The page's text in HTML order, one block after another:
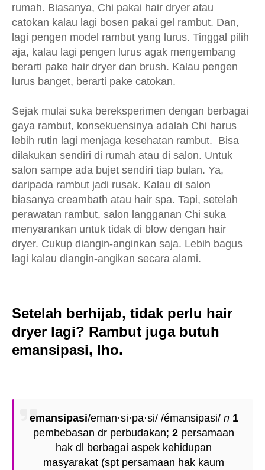
rumah. Biasanya, Chi pakai hair dryer atau
catokan kalau lagi bosen pakai gel rambut. Dan,
lagi pengen model rambut yang lurus. Tinggal pilih
aja, kalau lagi pengen lurus agak mengembang
berarti pake hair dryer dan brush. Kalau pengen
lurus banget, berarti pake catokan.
Sejak mulai suka bereksperimen dengan berbagai
gaya rambut, konsekuensinya adalah Chi harus
lebih rutin lagi menjaga kesehatan rambut. Bisa
dilakukan sendiri di rumah atau di salon. Untuk
salon sampe ada bujet sendiri tiap bulan. Ya,
daripada rambut jadi rusak. Kalau di salon
biasanya creambath atau hair spa. Tapi, setelah
perawatan rambut, salon langganan Chi suka
menyarankan untuk tidak di blow dengan hair
dryer. Cukup diangin-anginkan saja. Lebih bagus
lagi kalau diangin-angikan secara alami.
Setelah berhijab, tidak perlu hair
dryer lagi? Rambut juga butuh
emansipasi, lho.
emansipasi/eman·si·pa·si//émansipasi/ n 1
pembebasan dr perbudakan; 2 persamaan
hak dl berbagai aspek kehidupan
masyarakat (spt persamaan hak kaum